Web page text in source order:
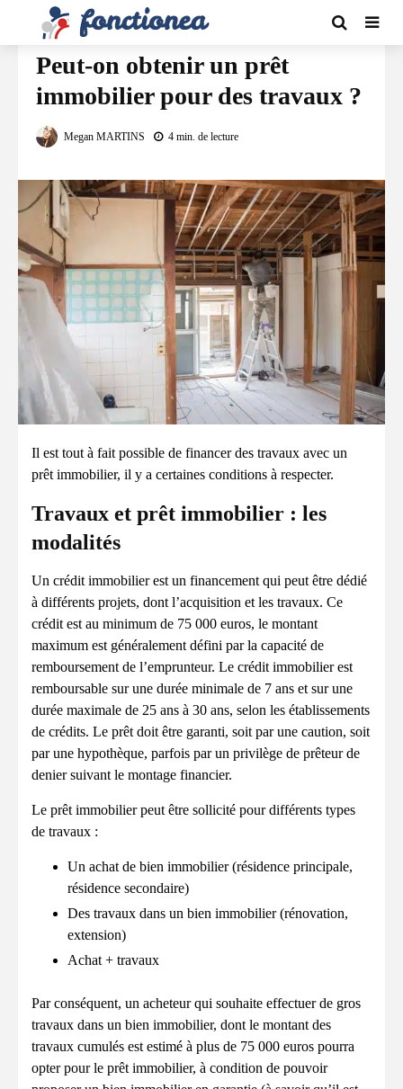
FINANCEMENT
Peut-on obtenir un prêt
immobilier pour des travaux ?
Megan MARTINS 4 min. de lecture
Il est tout à fait possible de financer des travaux avec un
prêt immobilier, il y a certaines conditions à respecter.
Travaux et prêt immobilier : les
modalités
Un crédit immobilier est un financement qui peut être dédié
à différents projets, dont l’acquisition et les travaux. Ce
crédit est au minimum de 75 000 euros, le montant
maximum est généralement défini par la capacité de
remboursement de l’emprunteur. Le crédit immobilier est
remboursable sur une durée minimale de 7 ans et sur une
durée maximale de 25 ans à 30 ans, selon les établissements
de crédits. Le prêt doit être garanti, soit par une caution, soit
par une hypothèque, parfois par un privilège de prêteur de
denier suivant le montage financier.
Le prêt immobilier peut être sollicité pour différents types
de travaux :
Un achat de bien immobilier (résidence principale,
résidence secondaire)
Des travaux dans un bien immobilier (rénovation,
extension)
Achat + travaux
Par conséquent, un acheteur qui souhaite effectuer de gros
travaux dans un bien immobilier, dont le montant des
travaux cumulés est estimé à plus de 75 000 euros pourra
opter pour le prêt immobilier, à condition de pouvoir